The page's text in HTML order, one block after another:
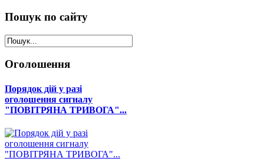
Пошук по сайту
Оголошення
Порядок дій у разі
оголошення сигналу
"ПОВІТРЯНА ТРИВОГА"...